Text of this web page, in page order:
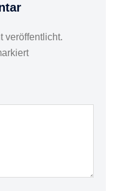
veröffentlicht.